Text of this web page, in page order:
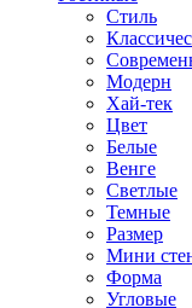
Стиль
Модерн
Хай-тек
Цвет
Белые
Венге
Светлые
Темные
Размер
Мини
Форма
Угловые